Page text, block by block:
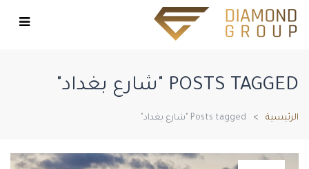
POSTS TAGGED "شارع بغداد"
الرئيسية Posts tagged "شارع بغداد"